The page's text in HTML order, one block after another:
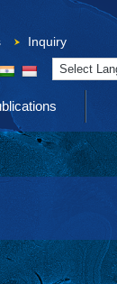
Inquiry
Powered by